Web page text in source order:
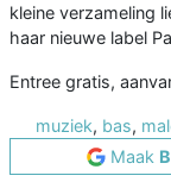
kleine verzameling
haar nieuwe label
Entree gratis,
muziek, bas,
Maak